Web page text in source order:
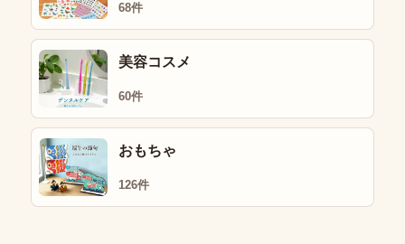
68件
美容コスメ
60件
おもちゃ
126件